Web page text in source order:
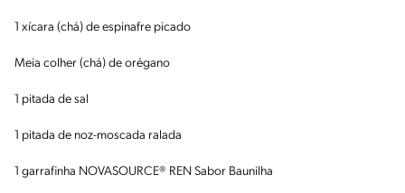
1 xícara (chá) de espinafre picado
Meia colher (chá) de orégano
1 pitada de sal
1 pitada de noz-moscada ralada
1 garrafinha NOVASOURCE® REN Sabor Baunilha